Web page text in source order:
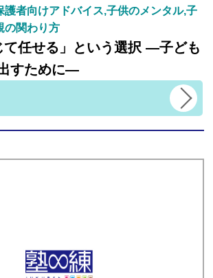
護者向けアドバイス,子供のメンタル,子
の関わり方
て任せる」という選択 ―子ども
すために―